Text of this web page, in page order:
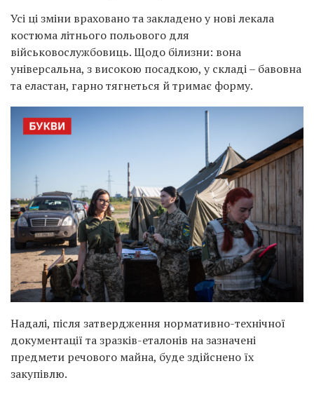
Усі ці зміни враховано та закладено у нові лекала
костюма літнього польового для
військовослужбовиць. Щодо білизни: вона
універсальна, з високою посадкою, у складі – бавовна
та еластан, гарно тягнеться й тримає форму.
Надалі, після затвердження нормативно-технічної
документації та зразків-еталонів на зазначені
предмети речового майна, буде здійснено їх
закупівлю.